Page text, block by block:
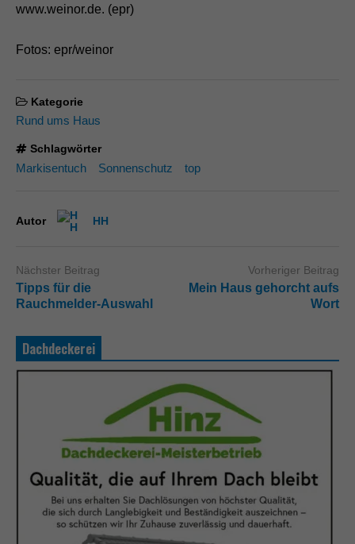
www.weinor.de. (epr)
Fotos: epr/weinor
Kategorie
Rund ums Haus
Schlagwörter
Markisentuch Sonnenschutz top
Autor HH
Nächster Beitrag
Tipps für die
Rauchmelder-Auswahl
Vorheriger Beitrag
Mein Haus gehorcht aufs
Wort
Dachdeckerei